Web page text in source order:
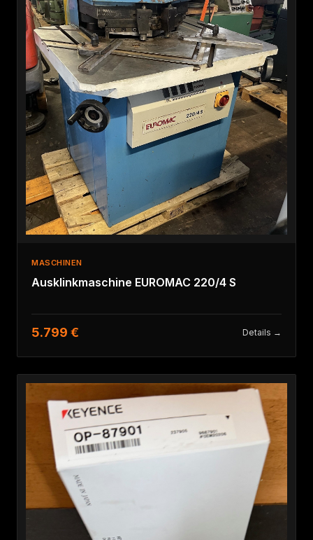
MASCHINEN
Ausklinkmaschine EUROMAC 220/4 S
5.799 € Details →